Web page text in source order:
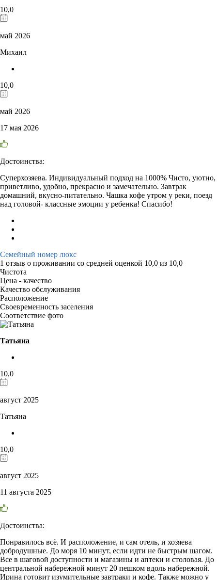
10,0
май 2026
Михаил
10,0
май 2026
17 мая 2026
Достоинства:
Суперхозяева. Индивидуальный подход на 1000% Чисто, уютно,
приветливо, удобно, прекрасно и замечательно. Завтрак
домашний, вкусно-питательно. Чашка кофе утром у реки, поезд
над головой- классные эмоции у ребенка! Спасибо!
Семейный номер люкс
1 отзыв о проживании со средней оценкой 10,0 из 10,0
Чистота
Цена - качество
Качество обслуживания
Расположение
Своевременность заселения
Соответствие фото
Татьяна
10,0
август 2025
Татьяна
10,0
август 2025
11 августа 2025
Достоинства:
Понравилось всё. И расположение, и сам отель, и хозяева
добродушные. До моря 10 минут, если идти не быстрым шагом.
Все в шаговой доступности и магазины и аптеки и столовая. До
центральной набережной минут 20 пешком вдоль набережной.
Ирина готовит изумительные завтраки и кофе. Также можно у